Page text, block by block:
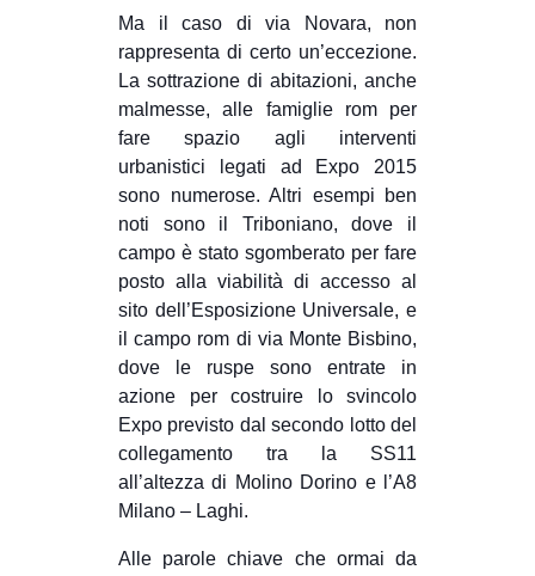
Ma il caso di via Novara, non
rappresenta di certo un’eccezione.
La sottrazione di abitazioni, anche
malmesse, alle famiglie rom per
fare spazio agli interventi
urbanistici legati ad Expo 2015
sono numerose. Altri esempi ben
noti sono il Triboniano, dove il
campo è stato sgomberato per fare
posto alla viabilità di accesso al
sito dell’Esposizione Universale, e
il campo rom di via Monte Bisbino,
dove le ruspe sono entrate in
azione per costruire lo svincolo
Expo previsto dal secondo lotto del
collegamento tra la SS11
all’altezza di Molino Dorino e l’A8
Milano – Laghi.
Alle parole chiave che ormai da